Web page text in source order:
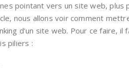
pointant vers un site web, plus
nous allons voir comment
d’un site web. Pour ce faire,
piliers :